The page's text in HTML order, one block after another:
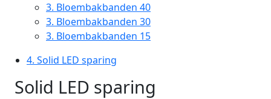
3. Bloembakbanden 40
3. Bloembakbanden 30
3. Bloembakbanden 15
4. Solid LED sparing
Solid LED sparing